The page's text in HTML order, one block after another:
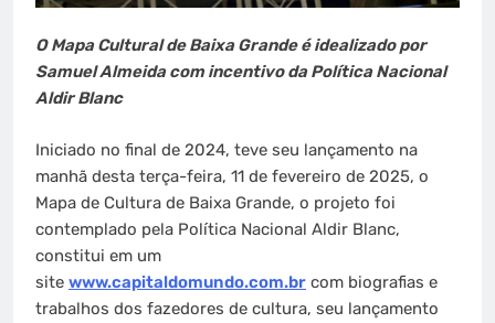
O Mapa Cultural de Baixa Grande é idealizado por
Samuel Almeida com incentivo da Política Nacional
Aldir Blanc
Iniciado no final de 2024, teve seu lançamento na
manhã desta terça-feira, 11 de fevereiro de 2025, o
Mapa de Cultura de Baixa Grande, o projeto foi
contemplado pela Política Nacional Aldir Blanc,
constitui em um
site www.capitaldomundo.com.br com biografias e
trabalhos dos fazedores de cultura, seu lançamento